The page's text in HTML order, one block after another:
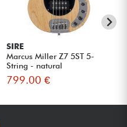
SIRE
Marcus Miller Z7 5ST 5-
String - natural
799.00 €